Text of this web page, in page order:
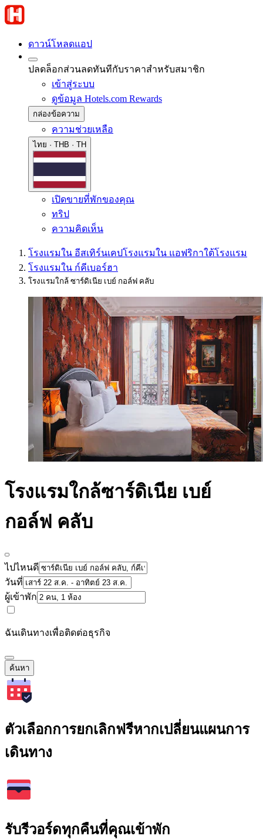
ดาวน์โหลดแอป
ปลดล็อกส่วนลดทันทีกับราคาสำหรับสมาชิก
เข้าสู่ระบบ
ดูข้อมูล Hotels.com Rewards
กล่องข้อความ
ความช่วยเหลือ
ไทย · THB · TH
เปิดขายที่พักของคุณ
ทริป
ความคิดเห็น
โรงแรมใน อีสเทิร์นเคปโรงแรมใน แอฟริกาใต้โรงแรม
โรงแรมใน ก์คีเบอร์ฮา
โรงแรมใกล้ ซาร์ดิเนีย เบย์ กอล์ฟ คลับ
โรงแรมใกล้ซาร์ดิเนีย เบย์
กอล์ฟ คลับ
ไปไหนดี
วันที่
ผู้เข้าพัก
ฉันเดินทางเพื่อติดต่อธุรกิจ
ค้นหา
ตัวเลือกการยกเลิกฟรีหากเปลี่ยนแผนการ
เดินทาง
รับรีวอร์ดทุกคืนที่คุณเข้าพัก